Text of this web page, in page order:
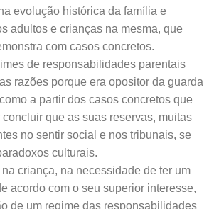
evolução histórica da família e
adultos e crianças na mesma, que
com casos concretos.
de responsabilidades parentais
razões porque era opositor da guarda
a partir dos casos concretos que
que as suas reservas, muitas
no sentir social e nos tribunais, se
culturais.
criança, na necessidade de ter um
acordo com o seu superior interesse,
de um regime das responsabilidades